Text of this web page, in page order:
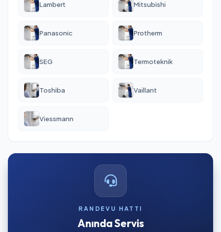
Lambert Mitsubishi
Panasonic Protherm
SEG Termoteknik
Toshiba Vaillant
Viessmann
RANDEVU HATTI
Anında Servis